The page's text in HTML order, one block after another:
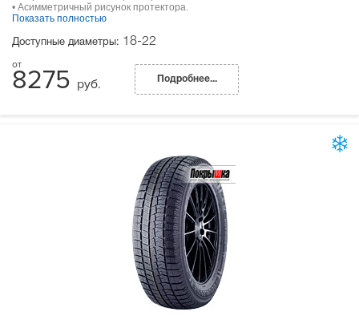
• Асимметричный рисунок протектора.
Показать полностью
Доступные диаметры: 18-22
8275 руб. Подробнее...